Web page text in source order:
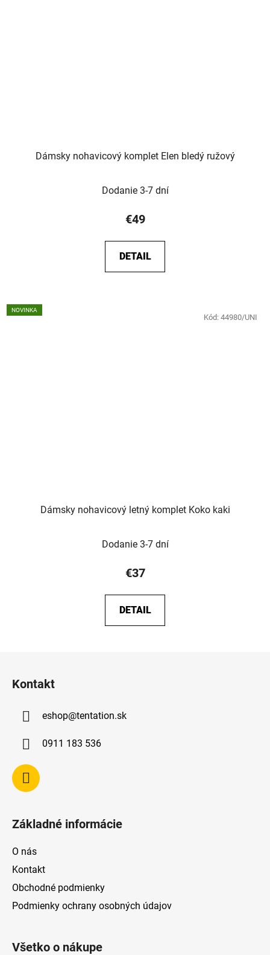
Dámsky nohavicový komplet Elen bledý ružový
Dodanie 3-7 dní
€49
DETAIL
NOVINKA
Dámsky nohavicový letný komplet Koko kaki
Dodanie 3-7 dní
€37
DETAIL
Kód: 44980/UNI
Kontakt
eshop@tentation.sk
0911 183 536
Základné informácie
O nás
Kontakt
Obchodné podmienky
Podmienky ochrany osobných údajov
Všetko o nákupe